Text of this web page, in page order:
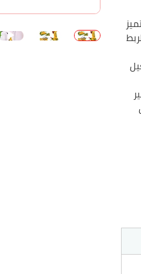
يتميز